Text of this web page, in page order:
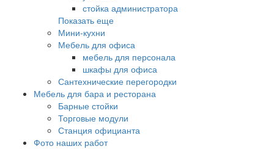
стойка администратора
Показать еще
Мини-кухни
Мебель для офиса
мебель для персонала
шкафы для офиса
Сантехнические перегородки
Мебель для бара и ресторана
Барные стойки
Торговые модули
Станция официанта
Фото наших работ